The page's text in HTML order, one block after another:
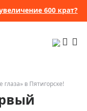
600 крат?
в Пятигорске!